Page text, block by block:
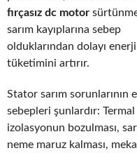
fırçasız dc motor
sarım kayıplarına sebep
olduklarından dolayı enerji
tüketimini artırır.
Stator sarım sorunlarının
sebepleri şunlardır: Termal
izolasyonun bozulması,
neme maruz kalması,